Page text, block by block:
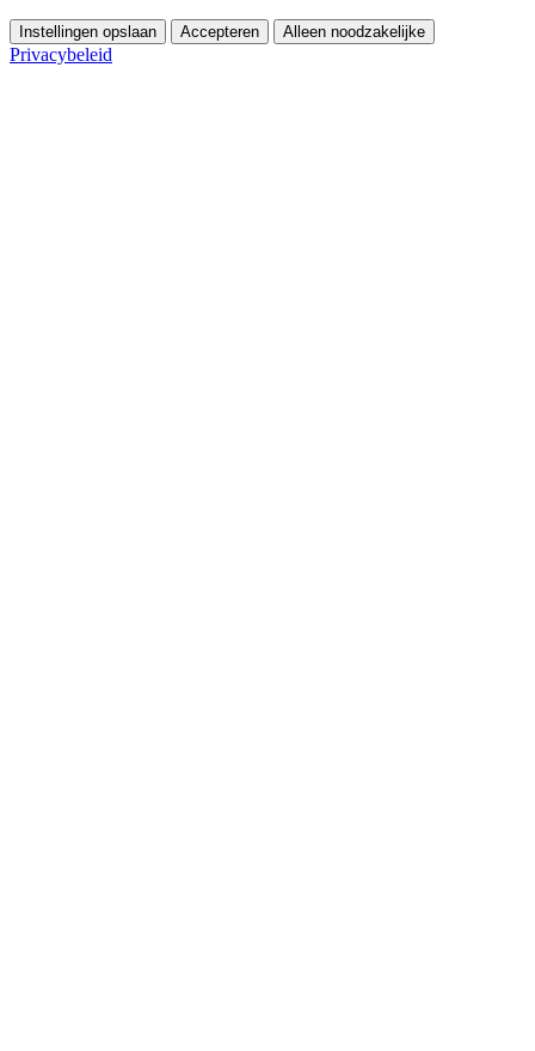
Instellingen opslaan Accepteren Alleen noodzakelijke
Privacybeleid